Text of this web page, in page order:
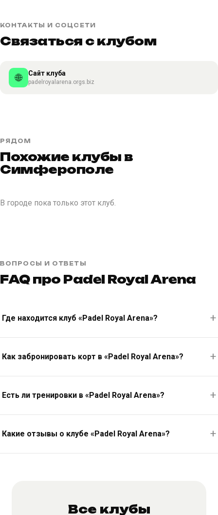
КОНТАКТЫ И СОЦСЕТИ
Связаться с клубом
🌐 Сайт клуба
padelroyalarena.orgs.biz
РЯДОМ
Похожие клубы в
Симферополе
В городе пока только этот клуб.
ВОПРОСЫ И ОТВЕТЫ
FAQ про Padel Royal Arena
Где находится клуб «Padel Royal Arena»?
Как забронировать корт в «Padel Royal Arena»?
Есть ли тренировки в «Padel Royal Arena»?
Какие отзывы о клубе «Padel Royal Arena»?
Все клубы